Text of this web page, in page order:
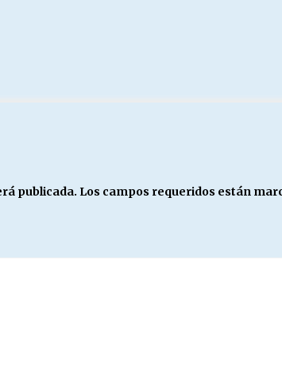
publicada. Los campos requeridos están